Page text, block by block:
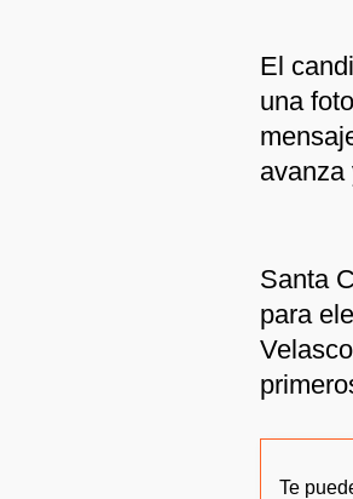
El
una
avanza
Santa
para
Te